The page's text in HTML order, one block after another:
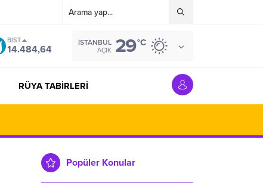
BIST
14.484,64
İSTANBUL
AÇIK 29°C
RÜYA TABİRLERİ
Popüler Konular